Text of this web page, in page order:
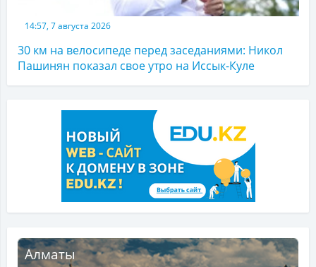
14:57, 7 августа 2026
30 км на велосипеде перед заседаниями: Никол
Пашинян показал свое утро на Иссык-Куле
Алматы